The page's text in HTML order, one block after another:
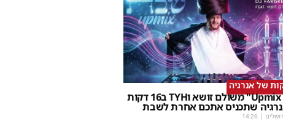
שבת Upmix" משולם זושא וTYH ב16 דקות
שתכניס אתכם אחרת לשבת
|
14:26